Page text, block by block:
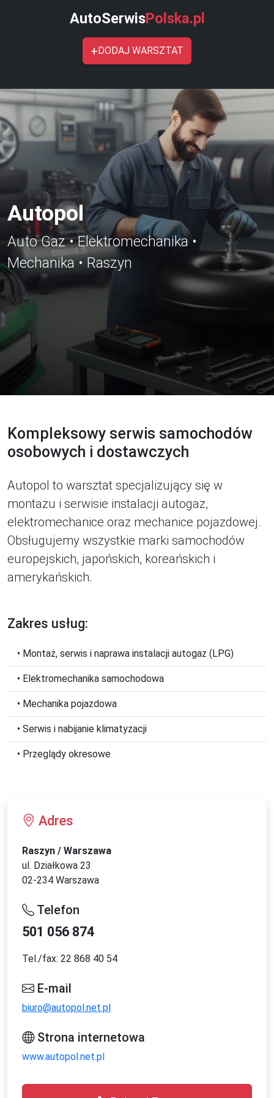
AutoSerwisPolska.pl
+DODAJ WARSZTAT
Autopol
Auto Gaz • Elektromechanika •
Mechanika • Raszyn
Kompleksowy serwis samochodów
osobowych i dostawczych
Autopol to warsztat specjalizujący się w
montażu i serwisie instalacji autogaz,
elektromechanice oraz mechanice pojazdowej.
Obsługujemy wszystkie marki samochodów
europejskich, japońskich, koreańskich i
amerykańskich.
Zakres usług:
• Montaż, serwis i naprawa instalacji autogaz (LPG)
• Elektromechanika samochodowa
• Mechanika pojazdowa
• Serwis i nabijanie klimatyzacji
• Przeglądy okresowe
Adres
Raszyn / Warszawa
ul. Działkowa 23
02-234 Warszawa
Telefon
501 056 874
Tel./fax: 22 868 40 54
E-mail
biuro@autopol.net.pl
Strona internetowa
www.autopol.net.pl